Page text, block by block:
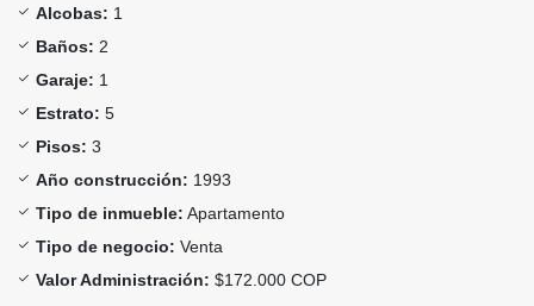
Alcobas: 1
Baños: 2
Garaje: 1
Estrato: 5
Pisos: 3
Año construcción: 1993
Tipo de inmueble: Apartamento
Tipo de negocio: Venta
Valor Administración: $172.000 COP